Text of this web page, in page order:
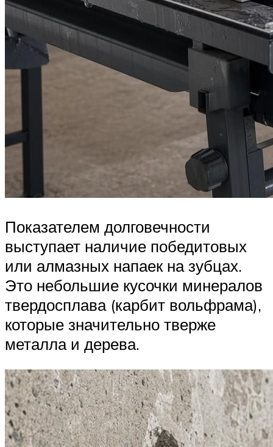
Показателем долговечности
выступает наличие победитовых
или алмазных напаек на зубцах.
Это небольшие кусочки минералов
твердосплава (карбит вольфрама),
которые значительно тверже
металла и дерева.